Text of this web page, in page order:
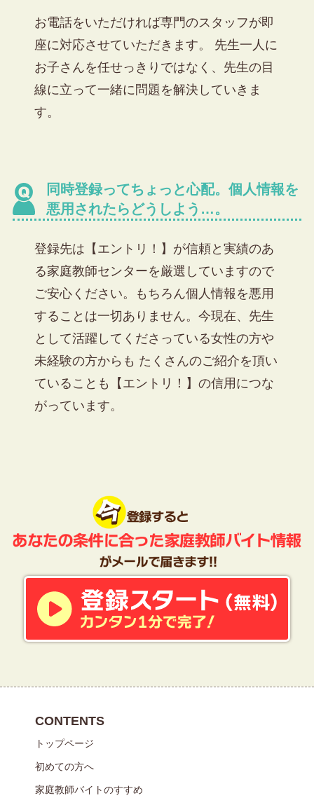
お電話をいただければ専門のスタッフが即
座に対応させていただきます。 先生一人に
お子さんを任せっきりではなく、 先生の目
線に立って一緒に問題を解決 していきま
す。
同時登録ってちょっと心配。個人情報を
悪用されたらどうしよう…。
登録先は【エントリ！】が信頼と実績のあ
る家庭教師センターを厳選 していますので
ご安心ください。
もちろん個人情報を悪用
することは一切ありません。今現在、先生
として活躍してくださっている女性の方や
未経験の方からも たくさんのご紹介を頂い
ていることも【エントリ！】の信用につな
がっています。
CONTENTS
トップページ
初めての方へ
家庭教師バイトのすすめ